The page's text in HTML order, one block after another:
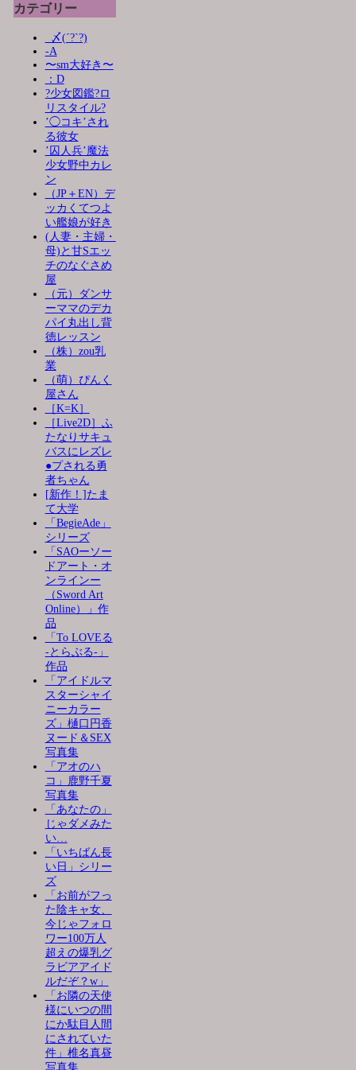
カテゴリー
_〆(´?`?)
-A
〜sm大好き〜
：D
?少女図鑑?ロ
リスタイル?
’◯コキ’され
る彼女
’囚人兵’魔法
少女野中カレ
ン
（JP＋EN）デ
ッカくてつよ
い艦娘が好き
(人妻・主婦・
母)と甘Sエッ
チのなぐさめ
屋
（元）ダンサ
ーママのデカ
パイ丸出し背
徳レッスン
（株）zou乳
業
（萌）ぴんく
屋さん
［K=K］
［Live2D］ふ
たなりサキュ
バスにレズレ
●プされる勇
者ちゃん
[新作！]たま
て大学
「BegieAde」
シリーズ
「SAOーソー
ドアート・オ
ンラインー
（Sword Art
Online）」作
品
「To LOVEる
-とらぶる-」
作品
「アイドルマ
スターシャイ
ニーカラー
ズ」樋口円香
ヌード＆SEX
写真集
「アオのハ
コ」鹿野千夏
写真集
「あなたの」
じゃダメみた
い…
「いちばん長
い日」シリー
ズ
「お前がフっ
た陰キャ女、
今じゃフォロ
ワー100万人
超えの爆乳グ
ラビアアイド
ルだぞ？w」
「お隣の天使
様にいつの間
にか駄目人間
にされていた
件」椎名真昼
写真集